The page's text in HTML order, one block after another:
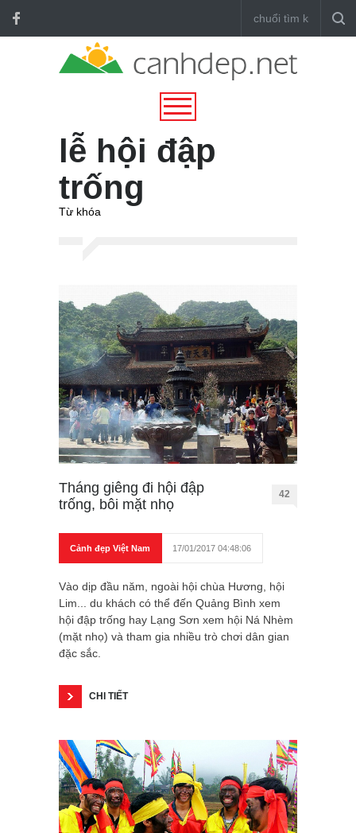
lễ hội đập
trống
Từ khóa
Tháng giêng đi hội đập
trống, bôi mặt nhọ
42
Cảnh đẹp Việt Nam 17/01/2017 04:48:06
Vào dịp đầu năm, ngoài hội chùa Hương, hội
Lim... du khách có thể đến Quảng Bình xem
hội đập trống hay Lạng Sơn xem hội Ná Nhèm
(mặt nhọ) và tham gia nhiều trò chơi dân gian
đặc sắc.
CHI TIẾT